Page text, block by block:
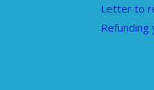
Letter to